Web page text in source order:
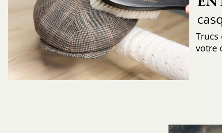
votre